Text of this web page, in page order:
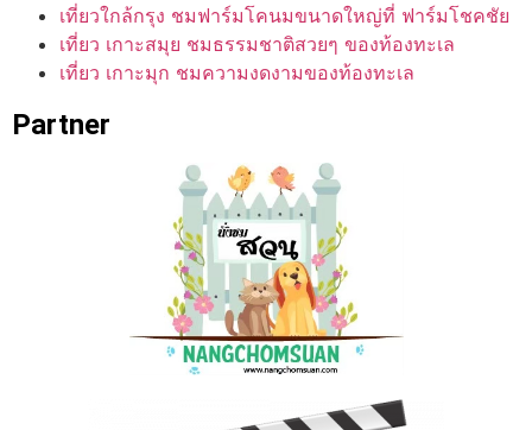
เที่ยวใกล้กรุง ชมฟาร์มโคนมขนาดใหญ่ที่ ฟาร์มโชคชัย
เที่ยว เกาะสมุย ชมธรรมชาติสวยๆ ของท้องทะเล
เที่ยว เกาะมุก ชมความงดงามของท้องทะเล
Partner